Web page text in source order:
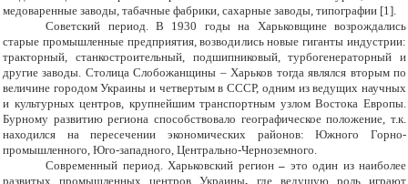
медоваренные заводы, табачные фабрики, сахарные заводы, типографии [1].
Советский период. В 1930 годы на Харьковщине возрождались
старые промышленные предприятия, возводились новые гиганты индустрии:
тракторный, станкостроительный, подшипниковый, турбогенераторный и
другие заводы. Столица Слобожанщины – Харьков тогда являлся вторым по
величине городом Украины и четвертым в СССР, одним из ведущих научных
и культурных центров, крупнейшим транспортным узлом Востока Европы.
Бурному развитию региона способствовало географическое положение, т.к.
находился на пересечении экономических районов: Южного Горно-
промышленного, Юго-западного, Центрально-Черноземного.
Современный период. Харьковский регион– это один из наиболее
развитых промышленных центров Украины, где ведущую роль играют